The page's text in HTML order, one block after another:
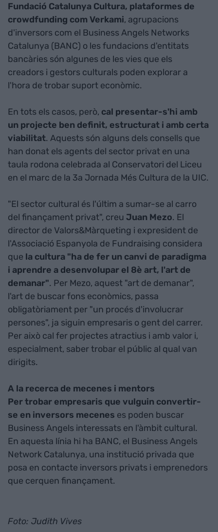
Fundació Catalunya Cultura, plataformes de
crowdfunding com Verkami, agrupacions
d'inversors com el Business Angels Networks
Catalunya (BANC) o les fundacions d'entitats
bancàries són algunes de les vies que els
creadors i gestors culturals poden explorar a
l'hora de trobar suport econòmic.
En tots els casos, però, cal presentar-s'hi amb
un projecte ben definit, estructurat i amb certa
viabilitat. Aquests són alguns dels consells que
han donat els agents del sector privat en una
taula rodona celebrada al Conservatori del Liceu
en el marc de la 3a Jornada Més Cultura de la UIC.
"El sector cultural és l'últim a sumar-se al carro
del finançament privat", creu Juan Mezo. El
director de Valors&Màrqueting i expresident de
l'Associació Espanyola de Fundraising considera
que la cultura "ha de fer un canvi de paradigma
i aprendre a desenvolupar el 8è art, l'art de
demanar". Per Mezo, aquest "art de demanar",
l'art de buscar fons econòmics, passa
obligatòriament per "un procés d'involucrar
persones", ja siguin empresaris o gent del carrer.
Per això cal fer projectes atractius i amb valor i,
especialment, saber trobar el públic al qual van
dirigits.
A la recerca de mecenes i mentors
Per trobar empresaris que vulguin convertir-
se en inversors mecenes es poden buscar
Business Angels interessats en l'àmbit cultural.
En aquesta línia hi ha BANC, el Business Angels
Network Catalunya, una institució privada que
posa en contacte inversors privats i emprenedors
que cerquen finançament.
Foto: Judith Vives